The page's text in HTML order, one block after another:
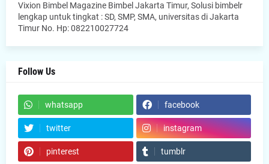
Vixion Bimbel Magazine Bimbel Jakarta Timur, Solusi bimbelr
lengkap untuk tingkat : SD, SMP, SMA, universitas di Jakarta
Timur No. Hp: 082210027724
Follow Us
whatsapp facebook
twitter instagram
pinterest tumblr